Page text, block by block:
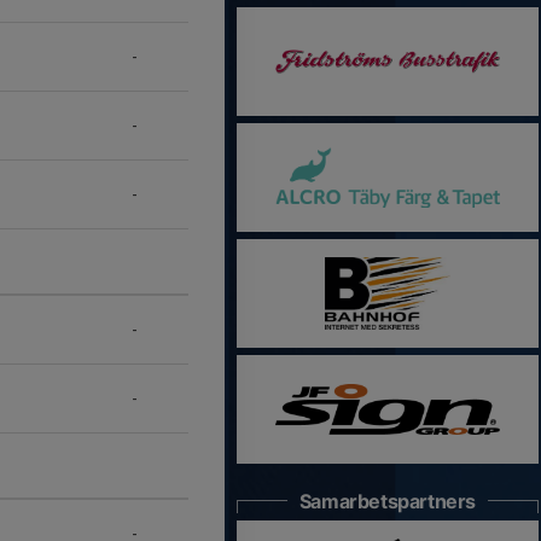
-
-
-
-
-
-
Samarbetspartners